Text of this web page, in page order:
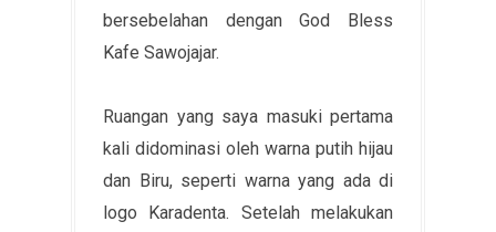
bersebelahan dengan God Bless
Kafe Sawojajar.
Ruangan yang saya masuki pertama
kali didominasi oleh warna putih hijau
dan Biru, seperti warna yang ada di
logo Karadenta. Setelah melakukan